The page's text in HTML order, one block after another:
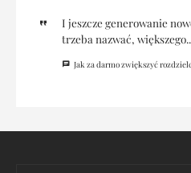
I jeszcze generowanie
trzeba nazwać,
Jak za darmo zwiększyć